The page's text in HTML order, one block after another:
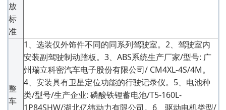
放
标
准
整
车
1、选装仅外饰件不同的同系列驾驶室。2、驾驶室内
安装副驾驶制动踏板。3、ABS系统生产厂家/型号: 广
州瑞立科密汽车电子股份有限公司/ CM4XL-4S/4M。
4、安装具有卫星定位功能的行驶记录仪。5、电池种
类/型号/生产企业: 磷酸铁锂蓄电池/T5-160L-
1P84SHW/湖北亿纬动力有限公司。6、驱动电机类型/